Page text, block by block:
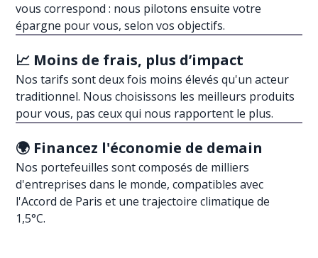
vous correspond : nous pilotons ensuite votre
épargne pour vous, selon vos objectifs.
📈 Moins de frais, plus d’impact
Nos tarifs sont deux fois moins élevés qu'un acteur
traditionnel. Nous choisissons les meilleurs produits
pour vous, pas ceux qui nous rapportent le plus.
🌍 Financez l'économie de demain
Nos portefeuilles sont composés de milliers
d'entreprises dans le monde, compatibles avec
l'Accord de Paris et une trajectoire climatique de
1,5°C.